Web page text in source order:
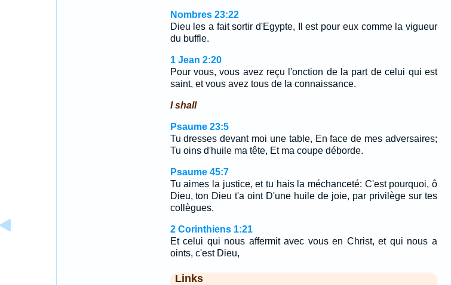
Nombres 23:22
Dieu les a fait sortir d'Egypte, Il est pour eux comme la vigueur
du buffle.
1 Jean 2:20
Pour vous, vous avez reçu l'onction de la part de celui qui est
saint, et vous avez tous de la connaissance.
I shall
Psaume 23:5
Tu dresses devant moi une table, En face de mes adversaires;
Tu oins d'huile ma tête, Et ma coupe déborde.
Psaume 45:7
Tu aimes la justice, et tu hais la méchanceté: C'est pourquoi, ô
Dieu, ton Dieu t'a oint D'une huile de joie, par privilège sur tes
collègues.
2 Corinthiens 1:21
Et celui qui nous affermit avec vous en Christ, et qui nous a
oints, c'est Dieu,
Links